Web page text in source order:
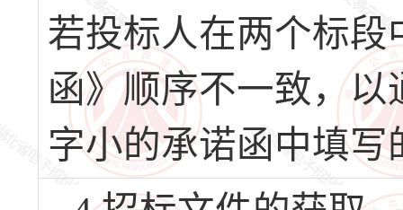
若投标人在两个标
函》顺序不一致，
字小的承诺函中填写